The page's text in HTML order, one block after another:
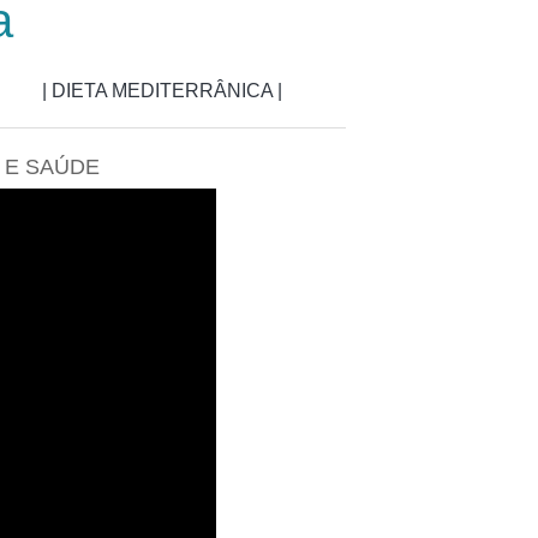
| DIETA MEDITERRÂNICA |
SAÚDE